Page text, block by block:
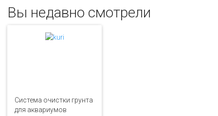
Вы недавно смотрели
Система очистки грунта
для аквариумов